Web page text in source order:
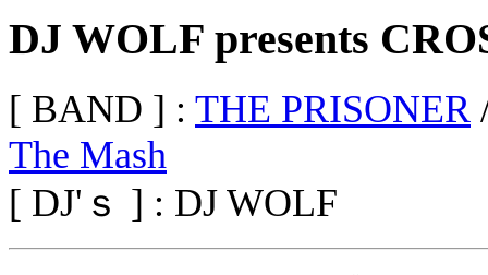
DJ WOLF presents
[ BAND ] : THE PRISONER
The Mash
[ DJ'ｓ ] : DJ WOLF